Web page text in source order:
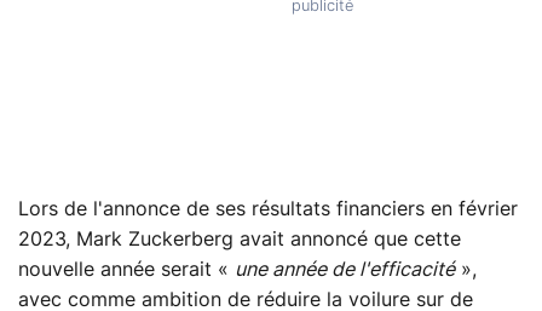
Lors de l'annonce de ses résultats financiers en février
2023, Mark Zuckerberg avait annoncé que cette
nouvelle année serait « une année de l'efficacité»,
avec comme ambition de réduire la voilure sur de